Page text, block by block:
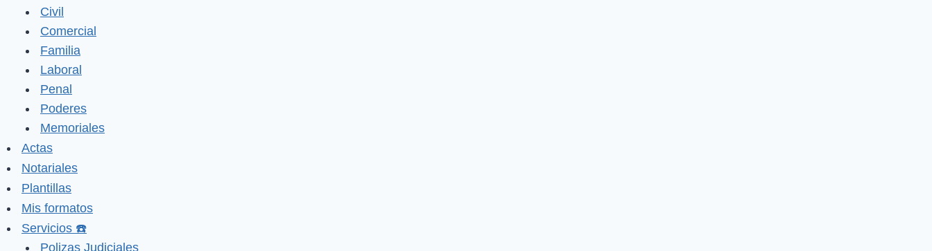
Civil
Comercial
Familia
Laboral
Penal
Poderes
Memoriales
Actas
Notariales
Plantillas
Mis formatos
Servicios ☎️
Polizas Judiciales